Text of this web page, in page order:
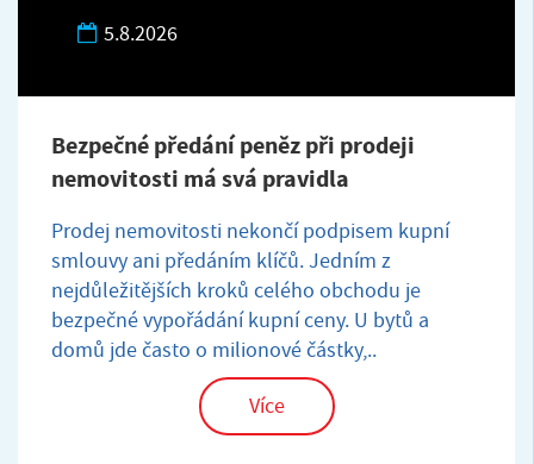
5.8.2026
Bezpečné předání peněz při prodeji
nemovitosti má svá pravidla
Prodej nemovitosti nekončí podpisem kupní
smlouvy ani předáním klíčů. Jedním z
nejdůležitějších kroků celého obchodu je
bezpečné vypořádání kupní ceny. U bytů a
domů jde často o milionové částky,..
Více